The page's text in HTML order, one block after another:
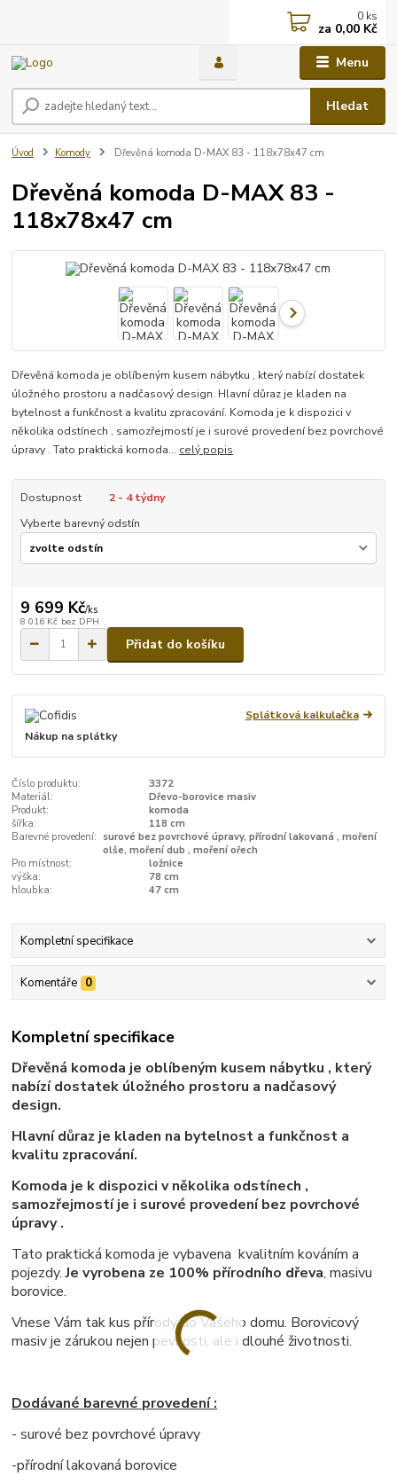
Menu
Hledat
0 ks
za 0,00 Kč
Úvod Komody Dřevěná komoda D-MAX 83 - 118x78x47 cm
Dřevěná komoda D-MAX 83 -
118x78x47 cm
Dřevěná komoda je oblíbeným kusem nábytku , který nabízí dostatek
úložného prostoru a nadčasový design. Hlavní důraz je kladen na
bytelnost a funkčnost a kvalitu zpracování. Komoda je k dispozici v
několika odstínech , samozřejmostí je i surové provedení bez povrchové
úpravy . Tato praktická komoda... celý popis
Dostupnost
2 - 4 týdny
Vyberte barevný odstín
9 699 Kč/ks
8 016 Kč bez DPH
Přidat do košíku
Splátková kalkulačka
Nákup na splátky
Číslo produktu:
3372
Materiál:
Dřevo-borovice masiv
Produkt:
komoda
šířka:
118 cm
Barevné provedení: surové bez povrchové úpravy, přírodní lakovaná , moření
olše, moření dub , moření ořech
Pro místnost:
ložnice
výška:
78 cm
hloubka:
47 cm
Kompletní specifikace
Komentáře 0
Kompletní specifikace
Dřevěná komoda je oblíbeným kusem nábytku , který
nabízí dostatek úložného prostoru a nadčasový
design.
Hlavní důraz je kladen na bytelnost a funkčnost a
kvalitu zpracování.
Komoda je k dispozici v několika odstínech ,
samozřejmostí je i surové provedení bez povrchové
úpravy .
Tato praktická komoda je vybavena kvalitním kováním a
pojezdy.Je vyrobena ze 100% přírodního dřeva, masivu
borovice.
Vnese Vám tak kus přírody do Vašeho domu. Borovicový
masiv je zárukou nejen pevnosti, ale i dlouhé životnosti.
Dodávané barevné provedení :
- surové bez povrchové úpravy
-přírodní lakovaná borovice